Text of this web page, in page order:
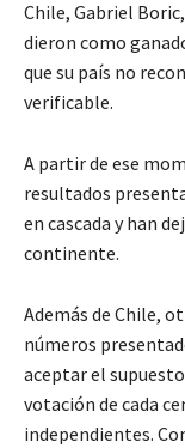
Chile, Gabriel
dieron como
que su país no
verificable.
A partir de ese
resultados
en cascada y han
continente.
Además de Chile,
números
aceptar el
votación de cada
independientes.